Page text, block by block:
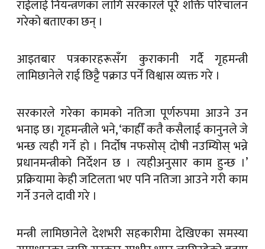
राईलाई नियन्त्रणका लागि सरकारले पूरै शक्ति परिचालन
गरेको बताएका छन् ।
आइतबार पत्रकारहरूसँग कुराकानी गर्दै गृहमन्त्री
लामिछानेले राई छिट्टै पक्राउ पर्ने विश्वास व्यक्त गरे ।
सरकारले गरेका कामको नतिजा पूर्णरुपमा आउने उन
भनाइ छ। गृहमन्त्रीले भने, ‘काहीँ कतै कसैलाई कानुनले जे
भन्छ त्यही गर्ने हो । निर्दोष नफसोस् दोषी नउम्यिोस् भन्ने
प्रधानमन्त्रीको निर्देशन छ । त्यहीअनुसार काम हुन्छ ।’
प्रक्रियामा केही जटिलता भए पनि नतिजा आउने गरी काम
गर्ने उनले दावी गरे ।
मन्त्री लामिछानेले देशभरी सहकारीमा देखिएका समस्या